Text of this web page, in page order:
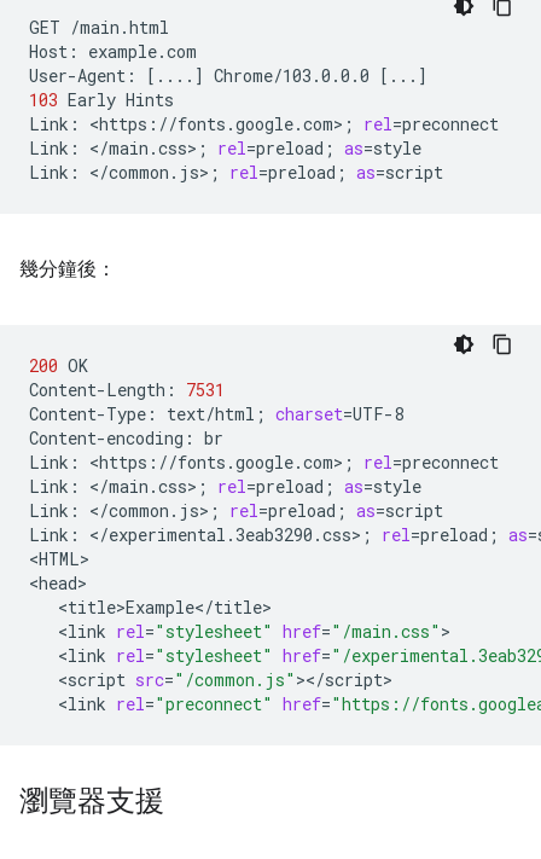
GET /main.html
Host:
example.com
User-Agent:
[ .... ] Chrome/103.0.0.0 [ ... ]
103 Early Hints
Link:
<https://fonts.google.com> ; rel=preconnect
Link:
</main.css> ; rel=preload ; as=style
Link:
</common.js> ; rel=preload ; as=
幾分鐘後：
200 OK
Content-Length:
7531
Content-Type:
text/html ; charset=UTF-8
Content-encoding: br
Link:
<https://fonts.google.com> ; rel=preconnect
Link:
</main.css> ; rel=preload ; as=style
Link:
</common.js> ; rel=preload ; as=script
Link:
</experimental.3eab3290.css> ; rel=preload ; as=
<HTML>
<link rel="stylesheet" href="/main.css"
<link rel="stylesheet" href="/
<script src="/common.js"
<link rel="preconnect" href="https://
瀏覽器支援